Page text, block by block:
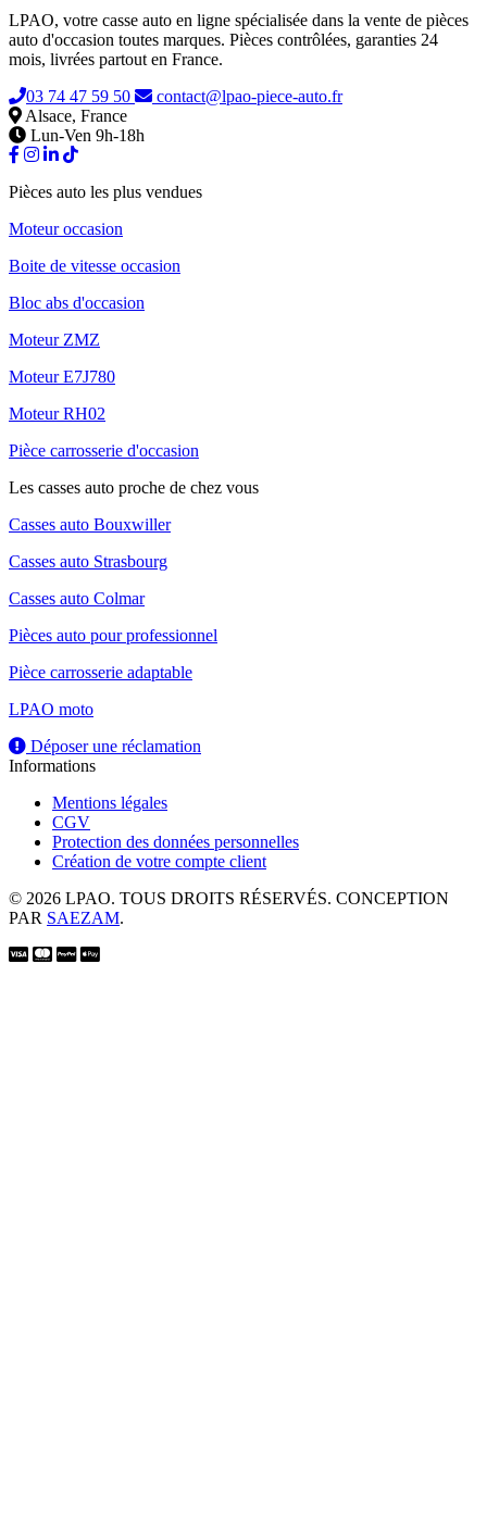
LPAO, votre casse auto en ligne spécialisée dans la vente de pièces
auto d'occasion toutes marques. Pièces contrôlées, garanties 24
mois, livrées partout en France.
03 74 47 59 50
contact@lpao-piece-auto.fr
Alsace, France
Lun-Ven 9h-18h
Pièces auto les plus vendues
Moteur occasion
Boite de vitesse occasion
Bloc abs d'occasion
Moteur ZMZ
Moteur E7J780
Moteur RH02
Pièce carrosserie d'occasion
Les casses auto proche de chez vous
Casses auto Bouxwiller
Casses auto Strasbourg
Casses auto Colmar
Pièces auto pour professionnel
Pièce carrosserie adaptable
LPAO moto
Déposer une réclamation
Informations
Mentions légales
CGV
Protection des données personnelles
Création de votre compte client
© 2026 LPAO. TOUS DROITS RÉSERVÉS. CONCEPTION
PAR SAEZAM.